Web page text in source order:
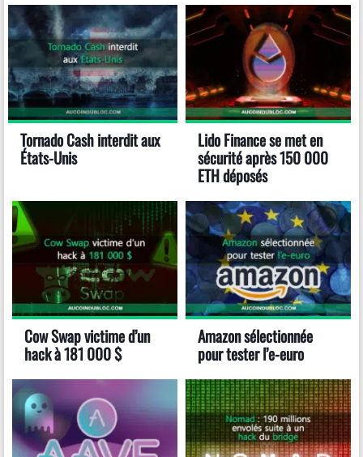
Tornado Cash interdit aux
États-Unis
Lido Finance se met en
sécurité après 150 000
ETH déposés
Cow Swap victime d’un
hack à 181 000 $
Amazon sélectionnée
pour tester l’e-euro